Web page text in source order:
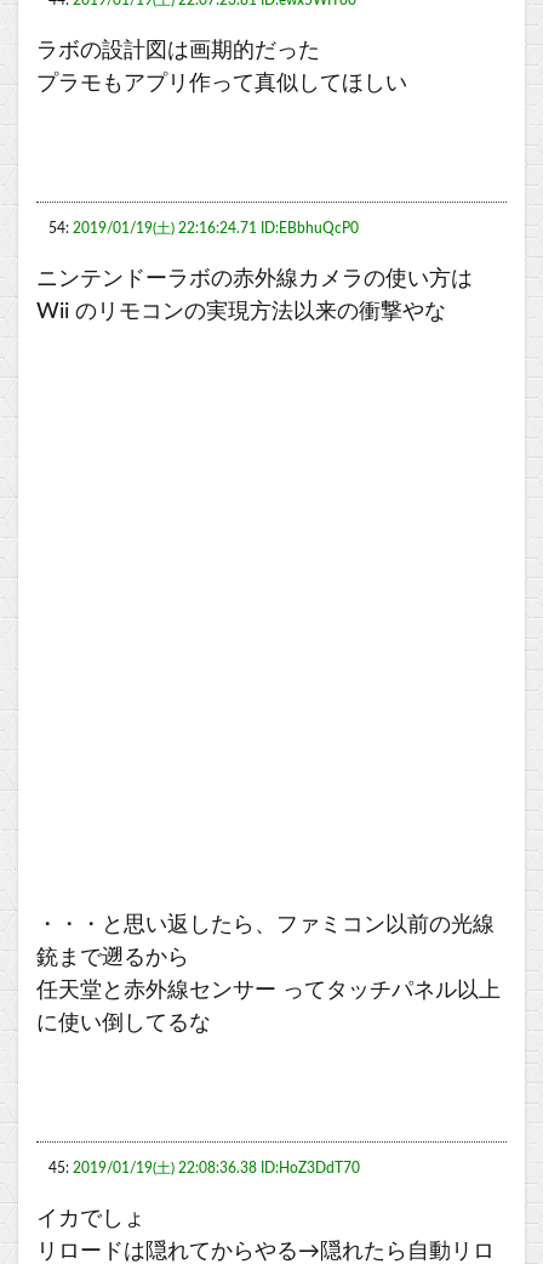
ラボの設計図は画期的だった
プラモもアプリ作って真似してほしい
54: 2019/01/19(土) 22:16:24.71 ID:EBbhuQcP0
ニンテンドーラボの赤外線カメラの使い方は
Wii のリモコンの実現方法以来の衝撃やな
・・・と思い返したら、ファミコン以前の光線
銃まで遡るから
任天堂と赤外線センサー ってタッチパネル以上
に使い倒してるな
45: 2019/01/19(土) 22:08:36.38 ID:HoZ3DdT70
イカでしょ
リロードは隠れてからやる→隠れたら自動リロ